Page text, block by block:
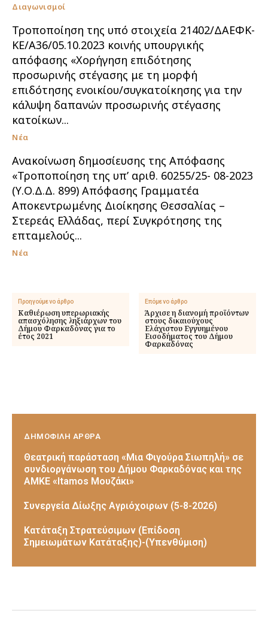
Διαγωνισμοί
Τροποποίηση της υπό στοιχεία 21402/ΔΑΕΦΚ-
ΚΕ/Α36/05.10.2023 κοινής υπουργικής
απόφασης «Χορήγηση επιδότησης
προσωρινής στέγασης με τη μορφή
επιδότησης ενοικίου/συγκατοίκησης για την
κάλυψη δαπανών προσωρινής στέγασης
κατοίκων...
Νέα
Ανακοίνωση δημοσίευσης της Απόφασης
«Τροποποίηση της υπ’ αριθ. 60255/25- 08-2023
(Υ.Ο.Δ.Δ. 899) Απόφασης Γραμματέα
Αποκεντρωμένης Διοίκησης Θεσσαλίας –
Στερεάς Ελλάδας, περί Συγκρότησης της
επταμελούς...
Νέα
Προηγούμενο άρθρο
Καθιέρωση υπερωριακής
απασχόλησης ληξιάρχων του
Δήμου Φαρκαδόνας για το
έτος 2021
Επόμενο άρθρο
Άρχισε η διανομή προϊόντων
στους δικαιούχους
Ελάχιστου Εγγυημένου
Εισοδήματος του Δήμου
Φαρκαδόνας
ΔΗΜΟΦΙΛΗ ΑΡΘΡΑ
Θεατρική παράσταση «Μια Φιγούρα Σιωπηλή» σε
συνδιοργάνωση του Δήμου Φαρκαδόνας και της
ΑΜΚΕ «Itamos Μουζάκι»
Συνεργεία Δίωξης Αγριόχοιρων (5-8-2026)
Κατάταξη Στρατεύσιμων (Επίδοση
Σημειωμάτων Κατάταξης)-(Υπενθύμιση)